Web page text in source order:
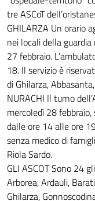
tre ASCoT
GHILARZA Un orario
nei locali della guardia
27 febbraio.
18. Il servizio è
di Ghilarza,
NURACHI Il turno
mercoledì 28
dalle ore 14 alle ore
senza medico di
Riola Sardo.
GLI ASCOT Sono 24
Arborea, Ardauli,
Ghilarza,